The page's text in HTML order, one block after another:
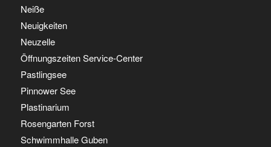
Neiße
Neuigkeiten
Neuzelle
Öffnungszeiten Service-Center
Pastlingsee
Pinnower See
Plastinarium
Rosengarten Forst
Schwimmhalle Guben